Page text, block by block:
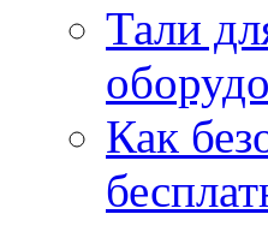
Тали
Как